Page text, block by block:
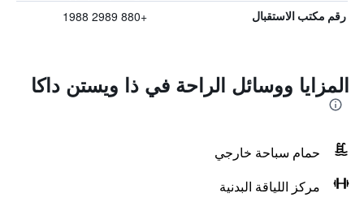
رقم مكتب الاستقبال +880 2989 1988
المزايا ووسائل الراحة في ذا ويستن داكا
حمام سباحة خارجي
مركز اللياقة البدنية